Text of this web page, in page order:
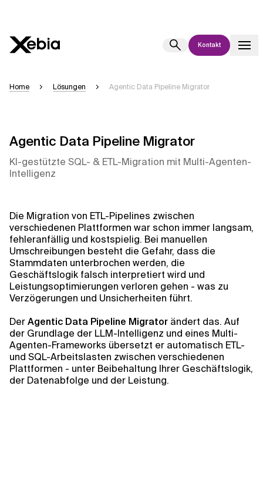
Kontakt
Genauigkeit, aber gelegentlich können Fehler auftreten.
Entscheidungen treffen oder kontaktieren Sie unsdirekt.
Kontextdateien
Home Lösungen Agentic Data Pipeline Migrator
Agentic Data Pipeline Migrator
KI-gestützte SQL- & ETL-Migration mit Multi-Agenten-
Intelligenz
Die Migration von ETL-Pipelines zwischen
verschiedenen Plattformen war schon immer langsam,
fehleranfällig und kostspielig. Bei manuellen
Umschreibungen besteht die Gefahr, dass die
Stammdaten unterbrochen werden, die
Geschäftslogik falsch interpretiert wird und
Leistungsoptimierungen verloren gehen - was zu
Verzögerungen und Unsicherheiten führt.
DerAgentic Data Pipeline Migrator ändert das. Auf
der Grundlage der LLM-Intelligenz und eines Multi-
Agenten-Frameworks übersetzt er automatisch ETL-
und SQL-Arbeitslasten zwischen verschiedenen
Plattformen - unter Beibehaltung Ihrer Geschäftslogik,
der Datenabfolge und der Leistung.